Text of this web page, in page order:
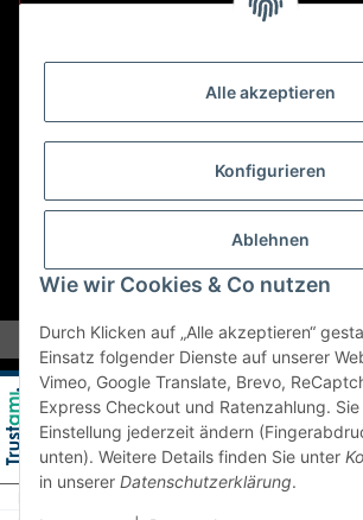
Alle akzeptieren
Konfigurieren
Ablehnen
Wie wir Cookies & Co nutzen
Durch Klicken auf „Alle akzeptieren“
Einsatz folgender Dienste auf unserer
Vimeo, Google Translate, Brevo,
Express Checkout und Ratenzahlung.
Einstellung jederzeit ändern
unten). Weitere Details finden Sie unter
in unserer Datenschutzerklärung.
Abholungen nur nach Terminvereinbarung.
E-Mail:sales@kfzbleche24.de
Vertrag widerrufen
* Alle Preise inkl. gesetzlicher USt., zzgl.Versand